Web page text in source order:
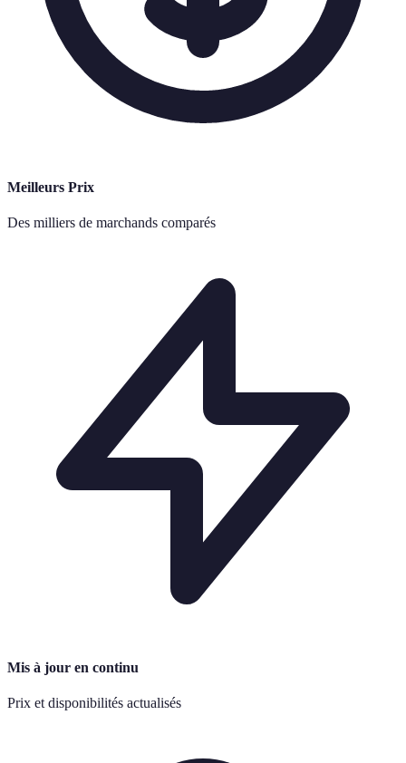
Meilleurs Prix
Des milliers de marchands comparés
Mis à jour en continu
Prix et disponibilités actualisés